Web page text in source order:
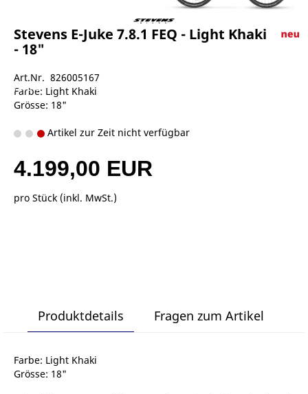
Stevens E-Juke 7.8.1 FEQ - Light Khaki
- 18"
Art.Nr. 826005167
Farbe: Light Khaki
Grösse: 18"
Artikel zur Zeit nicht verfügbar
4.199,00 EUR
pro Stück (inkl. MwSt.)
Produktdetails Fragen zum Artikel
Farbe: Light Khaki
Grösse: 18"
viele